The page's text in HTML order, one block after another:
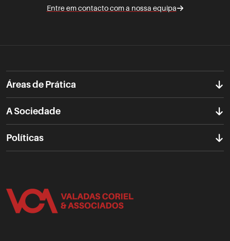
Entre em contacto com a nossa equipa
Áreas de Prática
A Sociedade
Políticas